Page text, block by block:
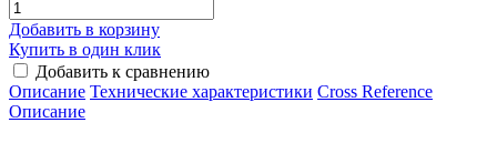
Добавить в корзину
Купить в один клик
Добавить к сравнению
Описание Технические характеристики Сross Reference
Описание